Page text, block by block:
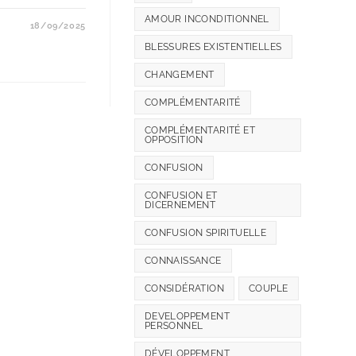
18/09/2025
AMOUR INCONDITIONNEL
BLESSURES EXISTENTIELLES
CHANGEMENT
COMPLÉMENTARITÉ
COMPLÉMENTARITÉ ET
OPPOSITION
CONFUSION
CONFUSION ET
DICERNEMENT
CONFUSION SPIRITUELLE
CONNAISSANCE
CONSIDÉRATION COUPLE
DEVELOPPEMENT
PERSONNEL
DÉVELOPPEMENT